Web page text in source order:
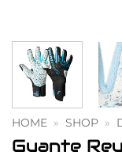
HOME » SHOP »
Guante